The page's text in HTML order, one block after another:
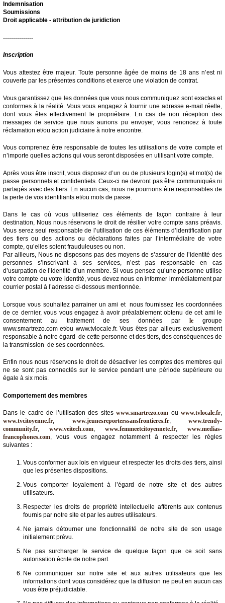
Indemnisation
Soumissions
Droit applicable - attribution de juridiction
---------------
Inscription
Vous attestez être majeur. Toute personne âgée de moins de 18 ans n’est ni
couverte par les présentes conditions et exerce une violation de contrat.
Vous garantissez que les données que vous nous communiquez sont exactes et
conformes à la réalité. Vous vous engagez à fournir une adresse e-mail réelle,
dont vous êtes effectivement le propriétaire. En cas de non réception des
messages de service que nous aurions pu envoyer, vous renoncez à toute
réclamation et/ou action judiciaire à notre encontre.
Vous comprenez être responsable de toutes les utilisations de votre compte et
n’importe quelles actions qui vous seront disposées en utilisant votre compte.
Après vous être inscrit, vous disposez d’un ou de plusieurs login(s) et mot(s) de
passe personnels et confidentiels. Ceux-ci ne devront pas être communiqués ni
partagés avec des tiers. En aucun cas, nous ne pourrions être responsables de
la perte de vos identifiants et/ou mots de passe.
Dans le cas où vous utiliseriez ces éléments de façon contraire à leur
destination, Nous nous réservons le droit de résilier votre compte sans préavis.
Vous serez seul responsable de l’utilisation de ces éléments d’identification par
des tiers ou des actions ou déclarations faites par l’intermédiaire de votre
compte, qu’elles soient frauduleuses ou non.
Par ailleurs, Nous ne disposons pas des moyens de s’assurer de l’identité des
personnes s’inscrivant à ses services, n’est pas responsable en cas
d’usurpation de l’identité d’un membre. Si vous pensez qu’une personne utilise
votre compte ou votre identité, vous devez nous en informer immédiatement par
courrier postal à l’adresse ci-dessous mentionnée.
Lorsque vous souhaitez parrainer un ami et nous fournissez les coordonnées
de ce dernier, vous vous engagez à avoir préalablement obtenu de cet ami le
consentement au traitement de ses données par legroupe
www.smartrezo.com et/ou www.tvlocale.fr. Vous êtes par ailleurs exclusivement
responsable à notre égard de cette personne et des tiers, des conséquences de
la transmission de ses coordonnées.
Enfin nous nous réservons le droit de désactiver les comptes des membres qui
ne se sont pas connectés sur le service pendant une période supérieure ou
égale à six mois.
Comportement des membres
Dans le cadre de l’utilisation des siteswww.smartrezo.com ouwww.tvlocale.fr,
www.tvcitoyenne.fr, www.jeunesreporterssansfrontieres.fr, www.trendy-
community.fr, www.veitech.com, www.femmeetcitoyennete.fr, www.medias-
francophones.com, vous vous engagez notamment à respecter les règles
suivantes :
Vous conformer aux lois en vigueur et respecter les droits des tiers, ainsi
que les présentes dispositions.
Vous comporter loyalement à l’égard de notre site et des autres
utilisateurs.
Respecter les droits de propriété intellectuelle afférents aux contenus
fournis par notre site et par les autres utilisateurs.
Ne jamais détourner une fonctionnalité de notre site de son usage
initialement prévu.
Ne pas surcharger le service de quelque façon que ce soit sans
autorisation écrite de notre part.
Ne communiquer sur notre site et aux autres utilisateurs que les
informations dont vous considérez que la diffusion ne peut en aucun cas
vous être préjudiciable.